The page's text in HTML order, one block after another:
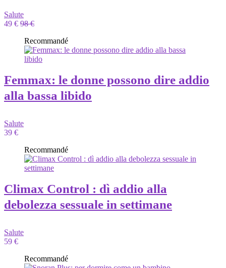
Salute
49 € 98 €
Recommandé
Femmax: le donne possono dire addio
alla bassa libido
Salute
39 €
Recommandé
Climax Control : dì addio alla
debolezza sessuale in settimane
Salute
59 €
Recommandé